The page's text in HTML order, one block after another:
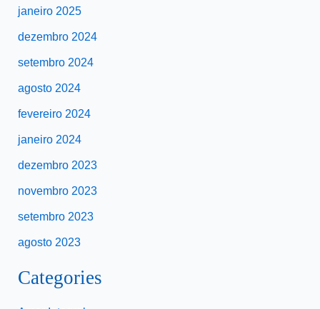
janeiro 2025
dezembro 2024
setembro 2024
agosto 2024
fevereiro 2024
janeiro 2024
dezembro 2023
novembro 2023
setembro 2023
agosto 2023
Categories